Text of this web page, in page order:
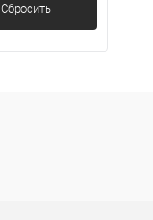
Сбросить